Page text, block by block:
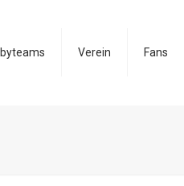
Verein Fans